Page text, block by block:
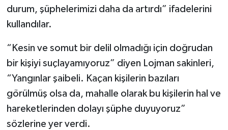
durum, şüphelerimizi daha da artırdı” ifadelerini
kullandılar.
“Kesin ve somut bir delil olmadığı için doğrudan
bir kişiyi suçlayamıyoruz” diyen Lojman sakinleri,
“Yangınlar şaibeli. Kaçan kişilerin bazıları
görülmüş olsa da, mahalle olarak bu kişilerin hal ve
hareketlerinden dolayı şüphe duyuyoruz”
sözlerine yer verdi.